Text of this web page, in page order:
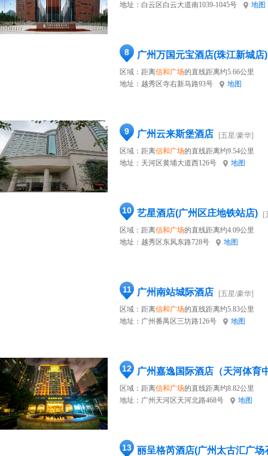
地址： 白云区白云大道南1039-1045号 地图
8 广州万国元宝酒店(珠江新城店)
区域：距离信和广场的直线距离约5.66公里
地址： 越秀区寺右新马路93号 地图
9 广州云来斯堡酒店
[五星/豪华]
区域：距离信和广场的直线距离约9.54公里
地址： 天河区黄埔大道西126号 地图
10 艺星酒店(广州区庄地铁站店)
[
区域：距离信和广场的直线距离约4.09公里
地址： 越秀区东风东路728号 地图
11 广州南站城际酒店
[五星/豪华]
区域：距离信和广场的直线距离约5.83公里
地址： 广州番禺区三坊路126号 地图
12 广州嘉逸国际酒店（天河体育
区域：距离信和广场的直线距离约8.82公里
地址： 广州天河区天河北路468号 地图
13 丽呈格芮酒店(广州太古汇广场